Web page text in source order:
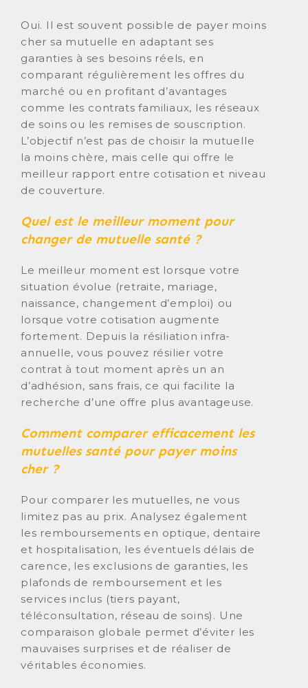
Oui. Il est souvent possible de payer moins
cher sa mutuelle en adaptant ses
garanties à ses besoins réels, en
comparant régulièrement les offres du
marché ou en profitant d’avantages
comme les contrats familiaux, les réseaux
de soins ou les remises de souscription.
L’objectif n’est pas de choisir la mutuelle
la moins chère, mais celle qui offre le
meilleur rapport entre cotisation et niveau
de couverture.
Quel est le meilleur moment pour
changer de mutuelle santé ?
Le meilleur moment est lorsque votre
situation évolue (retraite, mariage,
naissance, changement d’emploi) ou
lorsque votre cotisation augmente
fortement. Depuis la résiliation infra-
annuelle, vous pouvez résilier votre
contrat à tout moment après un an
d’adhésion, sans frais, ce qui facilite la
recherche d’une offre plus avantageuse.
Comment comparer efficacement les
mutuelles santé pour payer moins
cher ?
Pour comparer les mutuelles, ne vous
limitez pas au prix. Analysez également
les remboursements en optique, dentaire
et hospitalisation, les éventuels délais de
carence, les exclusions de garanties, les
plafonds de remboursement et les
services inclus (tiers payant,
téléconsultation, réseau de soins). Une
comparaison globale permet d’éviter les
mauvaises surprises et de réaliser de
véritables économies.